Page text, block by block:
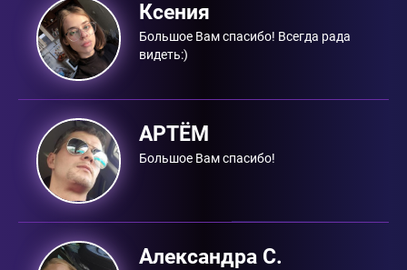
Ксения
Большое Вам спасибо! Всегда рада
видеть:)
АРТЁМ
Большое Вам спасибо!
Александра С.